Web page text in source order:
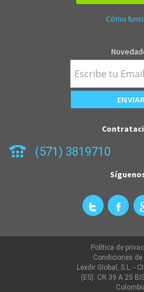
Cómo
(571) 3819710
Política de
Condiciones de
Lexdir Global, S.L. -
(ES). CR 39 A 25